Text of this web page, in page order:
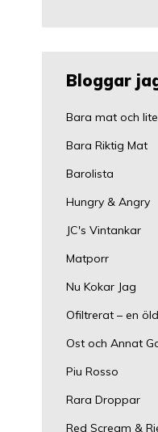
Bloggar
Bara mat och
Bara Riktig Mat
Barolista
Hungry & Angry
JC's Vintankar
Matporr
Nu Kokar Jag
Ofiltrerat – en
Ost och Annat
Piu Rosso
Rara Droppar
Red Scream &